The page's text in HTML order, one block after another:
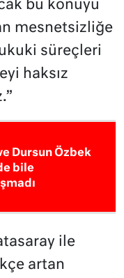
bu konuyu
mesnetsizliğe
süreçleri
haksız
Dursun Özbek
bile
ile
artan